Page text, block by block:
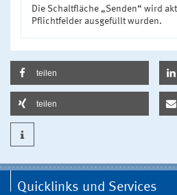
Die Schaltfläche „Senden“ wird
Pflichtfelder ausgefüllt wurden.
teilen
teilen
Quicklinks und Services